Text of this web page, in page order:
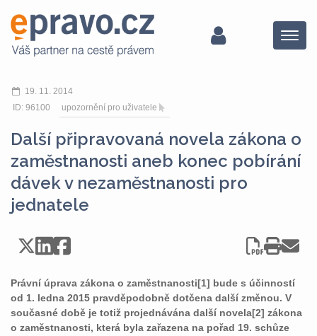
Menu
19. 11. 2014
ID: 96100
upozornění pro uživatele
Další připravovaná novela zákona o
zaměstnanosti aneb konec pobírání
dávek v nezaměstnanosti pro
jednatele
Právní úprava zákona o zaměstnanosti[1] bude s účinností
od 1. ledna 2015 pravděpodobně dotčena další změnou. V
současné době je totiž projednávána další novela[2] zákona
o zaměstnanosti, která byla zařazena na pořad 19. schůze